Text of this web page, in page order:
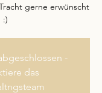
gerne erwünscht
:)
-
das